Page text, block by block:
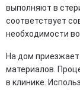
выполняют в
соответствует
необходимости
На дом
материалов.
в клинике.